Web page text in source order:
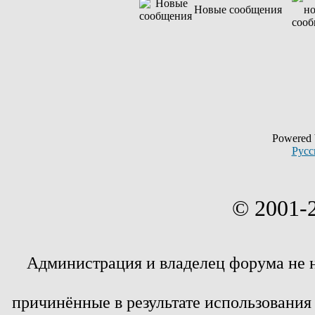
Новые сообщения
© 2001-
Администрация и владелец форума не
причинённые в результате